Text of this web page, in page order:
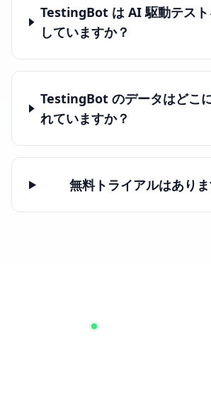
TestingBot は AI 駆動テスト
していますか？
TestingBot のデータはどこ
れていますか？
無料トライアルはありま
クレジットカードは不要